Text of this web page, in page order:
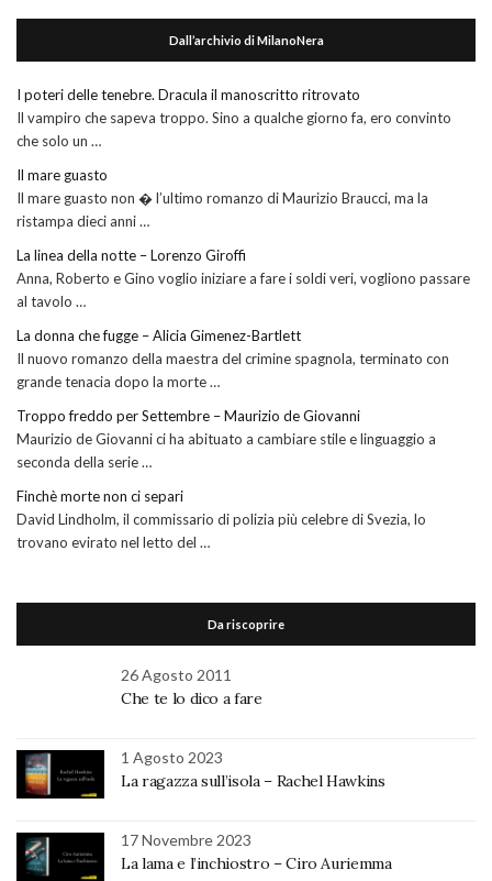
Dall’archivio di MilanoNera
I poteri delle tenebre. Dracula il manoscritto ritrovato
Il vampiro che sapeva troppo. Sino a qualche giorno fa, ero convinto
che solo un …
Il mare guasto
Il mare guasto non � l’ultimo romanzo di Maurizio Braucci, ma la
ristampa dieci anni …
La linea della notte – Lorenzo Giroffi
Anna, Roberto e Gino voglio iniziare a fare i soldi veri, vogliono passare
al tavolo …
La donna che fugge – Alicia Gimenez-Bartlett
Il nuovo romanzo della maestra del crimine spagnola, terminato con
grande tenacia dopo la morte …
Troppo freddo per Settembre – Maurizio de Giovanni
Maurizio de Giovanni ci ha abituato a cambiare stile e linguaggio a
seconda della serie …
Finchè morte non ci separi
David Lindholm, il commissario di polizia più celebre di Svezia, lo
trovano evirato nel letto del …
Da riscoprire
26 Agosto 2011
Che te lo dico a fare
1 Agosto 2023
La ragazza sull’isola – Rachel Hawkins
17 Novembre 2023
La lama e l’inchiostro – Ciro Auriemma